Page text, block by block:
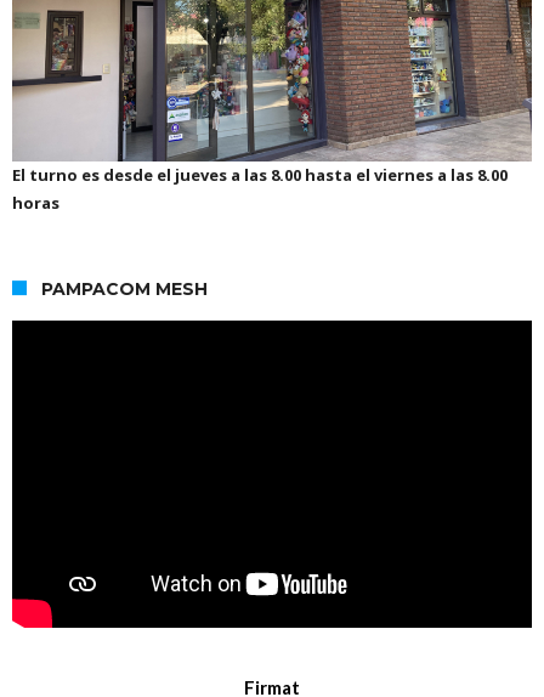
El turno es desde el jueves a las 8.00 hasta el viernes a las 8.00
horas
PAMPACOM MESH
Firmat